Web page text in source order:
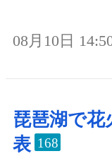
08月10日
琵琶湖で花
表 168